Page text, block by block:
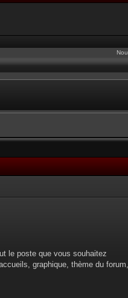
le poste que vous souhaitez
graphique, thème du